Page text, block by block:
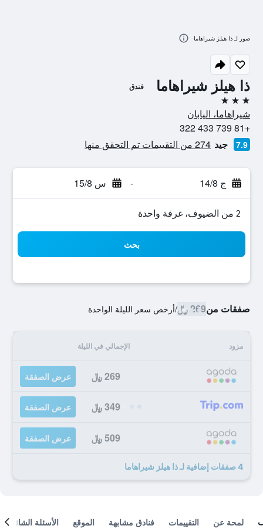
ذا هيلز شيراهاما فندق
3 نجوم
شيراهاما، اليابان
+81 739 433 322
7.9 جيد 274 من التقييمات تم التحقق منها
ج 14/8 - س 15/8
2 من الضيوف، غرفة واحدة
بحث
صفقات من269 ﷼ /أرخص سعر الليلة الواحدة
مزود الإجمالي في الليلة
269 ﷼ عرض الصفقة
349 ﷼ عرض الصفقة
509 ﷼ عرض الصفقة
4 صفقات إضافية لـ ذا هيلز شيراهاما
صور لـ ذا هيلز شيراهاما
لمحة عن التقييمات فنادق مشابهة الموقع الأسئلة الشائعة